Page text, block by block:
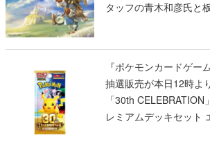
タッフの青木和彦氏と
『ポケモンカードゲー
抽選販売が本日12時よ
「30th
レミアムデッキセット
ー」「FUTURISTIC